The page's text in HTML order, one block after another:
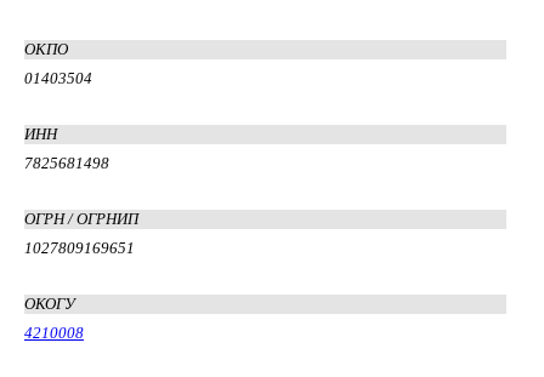
ОКПО
01403504
ИНН
7825681498
ОГРН / ОГРНИП
1027809169651
ОКОГУ
4210008